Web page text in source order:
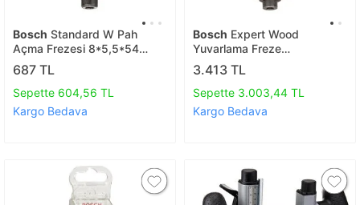
Bosch Standard W Pah
Açma Frezesi 8*5,5*54
Mm 2608628351
687 TL
Sepette 604,56 TL
Kargo Bedava
Bosch Expert Wood
Yuvarlama Freze
8*12,7*61mm 2608629377
3.413 TL
Sepette 3.003,44 TL
Kargo Bedava